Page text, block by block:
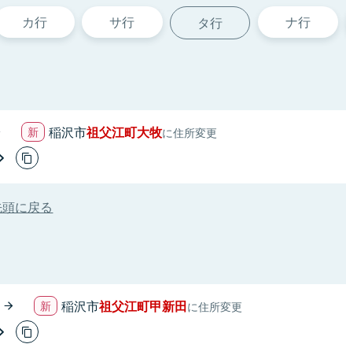
カ行 サ行 タ行 ナ行
稲沢市祖父江町大牧に住所変更
に戻る
稲沢市祖父江町甲新田に住所変更